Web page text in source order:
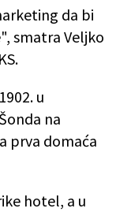
da bi
smatra Veljko
u
na
prva domaća
hotel, a u